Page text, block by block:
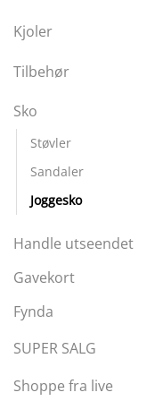
Kjoler
Tilbehør
Sko
Støvler
Sandaler
Joggesko
Handle utseendet
Gavekort
Fynda
SUPER SALG
Shoppe fra live